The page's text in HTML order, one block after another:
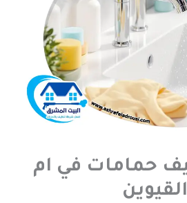
حمامات في ام
القيوين